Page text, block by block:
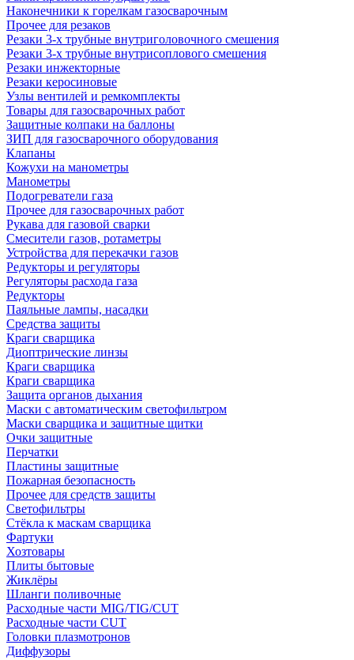
Наконечники к горелкам газосварочным
Прочее для резаков
Резаки 3-х трубные внутриголовочного смешения
Резаки 3-х трубные внутрисоплового смешения
Резаки инжекторные
Резаки керосиновые
Узлы вентилей и ремкомплекты
Товары для газосварочных работ
Защитные колпаки на баллоны
ЗИП для газосварочного оборудования
Клапаны
Кожухи на манометры
Манометры
Подогреватели газа
Прочее для газосварочных работ
Рукава для газовой сварки
Смесители газов, ротаметры
Устройства для перекачки газов
Редукторы и регуляторы
Регуляторы расхода газа
Редукторы
Паяльные лампы, насадки
Средства защиты
Краги сварщика
Диоптрические линзы
Краги сварщика
Краги сварщика
Защита органов дыхания
Маски с автоматическим светофильтром
Маски сварщика и защитные щитки
Очки защитные
Перчатки
Пластины защитные
Пожарная безопасность
Прочее для средств защиты
Светофильтры
Стёкла к маскам сварщика
Фартуки
Хозтовары
Плиты бытовые
Жиклёры
Шланги поливочные
Расходные части MIG/TIG/CUT
Расходные части CUT
Головки плазмотронов
Диффузоры